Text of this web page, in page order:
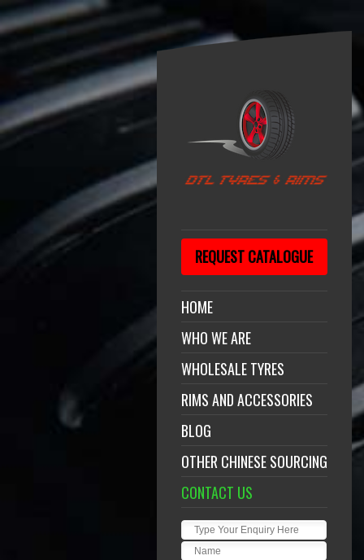
REQUEST CATALOGUE
HOME
WHO WE ARE
WHOLESALE TYRES
RIMS AND ACCESSORIES
BLOG
OTHER CHINESE SOURCING
CONTACT US